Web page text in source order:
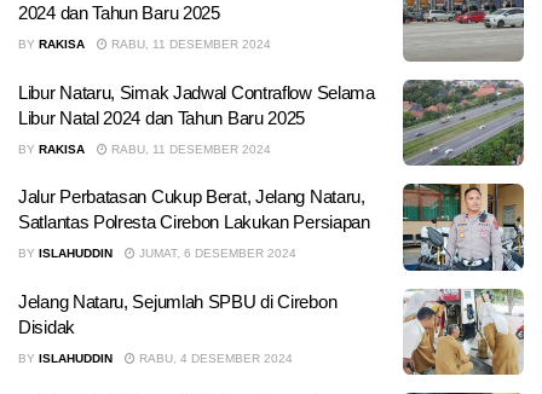
2024 dan Tahun Baru 2025
BY RAKISA RABU, 11 DESEMBER 2024
Libur Nataru, Simak Jadwal Contraflow Selama
Libur Natal 2024 dan Tahun Baru 2025
BY RAKISA RABU, 11 DESEMBER 2024
Jalur Perbatasan Cukup Berat, Jelang Nataru,
Satlantas Polresta Cirebon Lakukan Persiapan
BY ISLAHUDDIN JUMAT, 6 DESEMBER 2024
Jelang Nataru, Sejumlah SPBU di Cirebon
Disidak
BY ISLAHUDDIN RABU, 4 DESEMBER 2024